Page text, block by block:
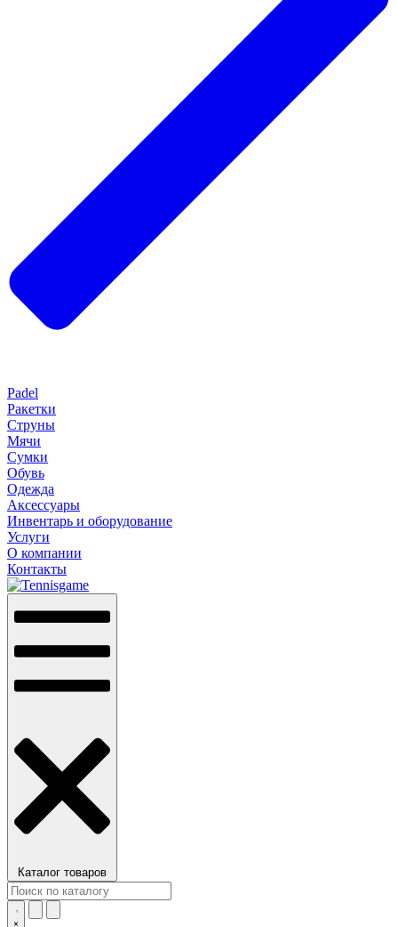
Padel
Ракетки
Струны
Мячи
Сумки
Обувь
Одежда
Аксессуары
Инвентарь и оборудование
Услуги
О компании
Контакты
Каталог товаров